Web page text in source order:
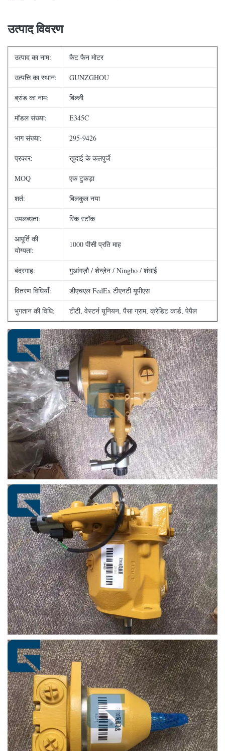
उत्पाद विवरण
उत्पाद का नाम: कैट फैन मोटर
उत्पत्ति का स्थान: GUNZGHOU
ब्रांड का नाम: बिल्ली
मॉडल संख्या: E345C
भाग संख्या: 295-9426
प्रकार: खुदाई के कलपुर्जे
MOQ एक टुकड़ा
शर्त: बिलकुल नया
उपलब्धता: रिक स्टॉक
आपूर्ति की
योग्यता:
1000 पीसी प्रति माह
बंदरगाह: गुआंगज़ौ / शेन्ज़ेन / Ningbo / शंघाई
वितरण विधियाँ: डीएचएल FedEx टीएनटी यूपीएस
भुगतान की विधि: टीटी, वेस्टर्न यूनियन, पैसा ग्राम, क्रेडिट कार्ड, पेपैल